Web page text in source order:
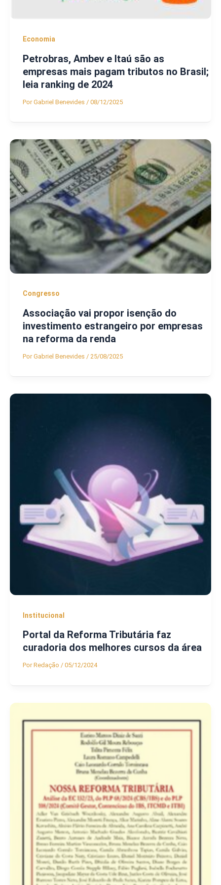
Economia
Petrobras, Ambev e Itaú são as
empresas mais pagam tributos no Brasil;
leia ranking de 2024
PorGabriel Benevides / 08/12/2025
Congresso
Associação vai propor isenção do
investimento estrangeiro por empresas
na reforma da renda
PorGabriel Benevides / 25/08/2025
Institucional
Portal da Reforma Tributária faz
curadoria dos melhores cursos da área
PorRedação / 05/12/2024